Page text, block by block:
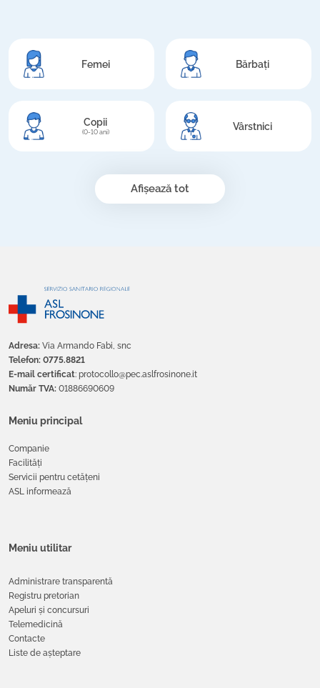
Femei Bărbați
Copii
(0-10 ani) Vârstnici
Afișează tot
Adresa: Via Armando Fabi, snc
Telefon: 0775.8821
E-mail certificat: protocollo@pec.aslfrosinone.it
Număr TVA: 01886690609
Meniu principal
Companie
Facilități
Servicii pentru cetățeni
ASL informează
Meniu utilitar
Administrare transparentă
Registru pretorian
Apeluri și concursuri
Telemedicină
Contacte
Liste de așteptare